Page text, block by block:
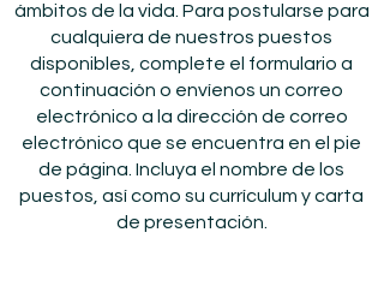
ámbitos de la vida. Para postularse para
cualquiera de nuestros puestos
disponibles, complete el formulario a
continuación o envíenos un correo
electrónico a la dirección de correo
electrónico que se encuentra en el pie
de página. Incluya el nombre de los
puestos, así como su currículum y carta
de presentación.